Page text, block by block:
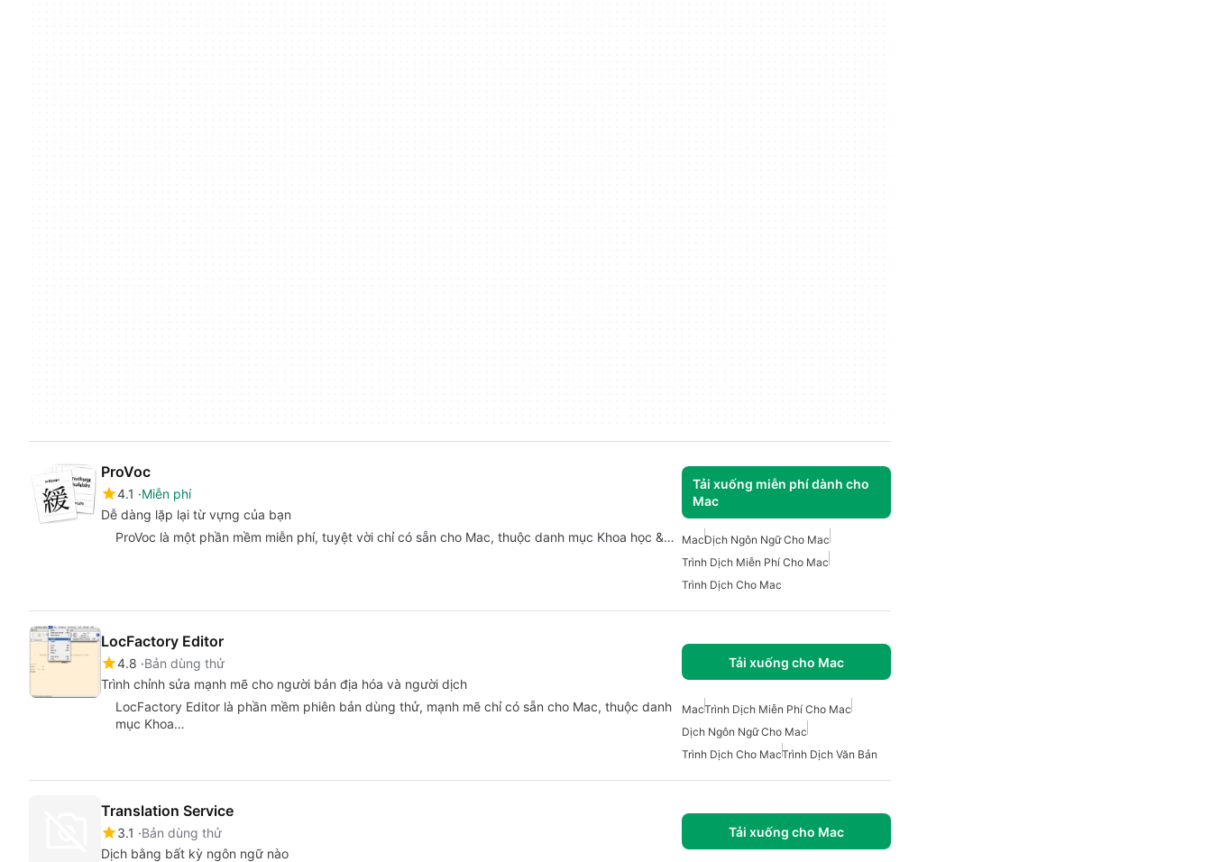
ProVoc
4.1
Miễn phí
Dễ dàng lặp lại từ vựng của bạn
Tải xuống miễn phí dành cho
Mac
ProVoc là một phần mềm miễn phí, tuyệt vời chỉ có sẵn cho Mac, thuộc danh mục Khoa học &… MacDịch Ngôn Ngữ Cho Mac
Trình Dịch Miễn Phí Cho Mac
Trình Dịch Cho Mac
LocFactory Editor
4.8 Bản dùng thử
Trình chỉnh sửa mạnh mẽ cho người bản địa hóa và người dịch
Tải xuống cho Mac
LocFactory Editor là phần mềm phiên bản dùng thử, mạnh mẽ chỉ có sẵn cho Mac, thuộc danh
mục Khoa…
MacTrình Dịch Miễn Phí Cho Mac
Dịch Ngôn Ngữ Cho Mac
Trình Dịch Cho MacTrình Dịch Văn Bản
Translation Service
3.1
Bản dùng thử
Dịch bằng bất kỳ ngôn ngữ nào
Tải xuống cho Mac